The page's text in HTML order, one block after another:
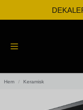
Hem Keramisk